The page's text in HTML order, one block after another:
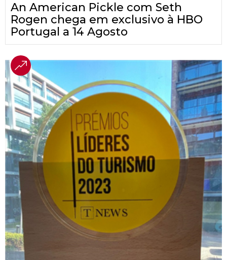
An American Pickle com Seth
Rogen chega em exclusivo à HBO
Portugal a 14 Agosto